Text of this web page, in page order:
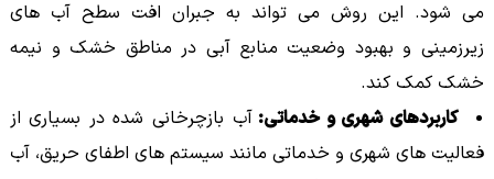
می شود. این روش می تواند به جبران افت سطح آب های
زیرزمینی و بهبود وضعیت منابع آبی در مناطق خشک و نیمه
خشک کمک کند.
کاربردهای شهری و خدماتی:آب بازچرخانی شده در بسیاری از
فعالیت های شهری و خدماتی مانند سیستم های اطفای حریق، آب